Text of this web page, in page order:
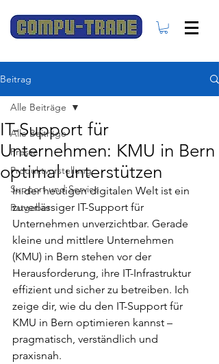
Beitrag
Alle Beiträge
Presse
Produktvorstellung
Support und Service
Ratgeber
Alle Beiträge
IT-Support für
Unternehmen: KMU in Bern
optimal unterstützen
In der heutigen digitalen Welt ist ein
zuverlässiger IT-Support für
Unternehmen unverzichtbar. Gerade
kleine und mittlere Unternehmen
(KMU) in Bern stehen vor der
Herausforderung, ihre IT-Infrastruktur
effizient und sicher zu betreiben. Ich
zeige dir, wie du den IT-Support für
KMU in Bern optimieren kannst –
pragmatisch, verständlich und
praxisnah.